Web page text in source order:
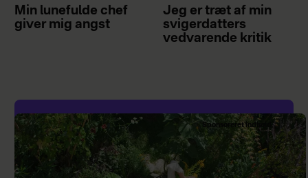
Min lunefulde chef
giver mig angst
Jeg er træt af min
svigerdatters
vedvarende kritik
Sponsoreret indhold